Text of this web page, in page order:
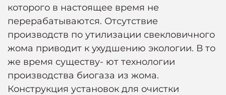
которого в настоящее время не
перерабатываются. Отсутствие
производств по утилизации свекловичного
жома приводит к ухудшению экологии. В то
же время существу- ют технологии
производства биогаза из жома.
Конструкция установок для очистки